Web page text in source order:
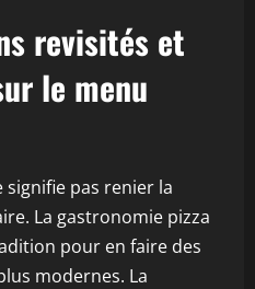
revisités et
le menu
pas renier la
La gastronomie pizza
pour en faire des
modernes. La